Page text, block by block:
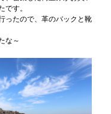
す。
ったので、革のバックと靴
な～